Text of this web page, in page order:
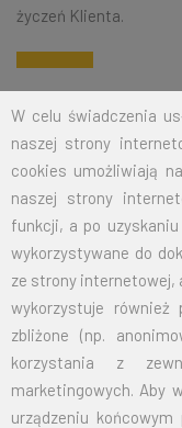
W celu świadczenia
naszej strony
cookies umożliwiają
naszej strony
funkcji, a po
wykorzystywane do
ze strony internetowej,
wykorzystuje
zbliżone (np.
korzystania z
marketingowych. Aby
urządzeniu
życzeń Klienta.
flagi. Przy zamówieniu
indywidualnie.
ROZMIAR
15X24
30X50
50X80
70X110